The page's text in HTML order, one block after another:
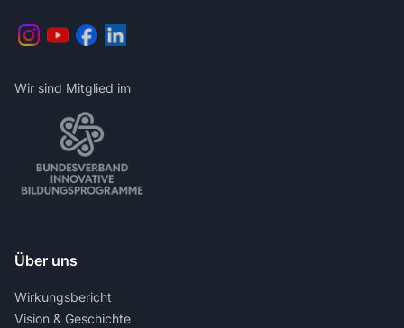
Wir sind Mitglied im
Über uns
Wirkungsbericht
Vision & Geschichte